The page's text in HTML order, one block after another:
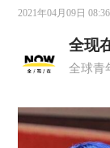
2021年04月09日 08:36
全现